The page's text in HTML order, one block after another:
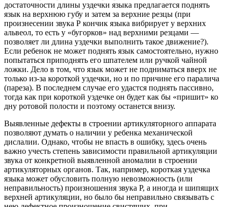
достаточности длины уздечки языка предлагается поднять
язык на верхнюю губу и затем за верхние резцы (при
произнесении звука Р кончик языка вибрирует у верхних
альвеол, то есть у «бугорков» над верхними резцами —
позволяет ли длина уздечки выполнить такое движение?).
Если ребенок не может поднять язык самостоятельно, нужно
попытаться приподнять его шпателем или ручкой чайной
ложки. Дело в том, что язык может не подниматься вверх не
только из-за короткой уздечки, но и по причине его паралича
(пареза). В последнем случае его удастся поднять пассивно,
тогда как при короткой уздечке он будет как бы «пришит» ко
дну ротовой полости и поэтому останется внизу.
Выявленные дефекты в строении артикуляторного аппарата
позволяют думать о наличии у ребенка механической
дислалии. Однако, чтобы не впасть в ошибку, здесь очень
важно учесть степень зависимости правильной артикуляции
звука от конкретной выявленной аномалии в строении
артикуляторных органов. Так, например, короткая уздечка
языка может обусловить полную невозможность (или
неправильность) произношения звука Р, а иногда и шипящих
верхней артикуляции, но было бы неправильно связывать с